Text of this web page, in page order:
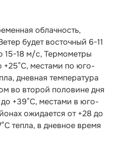
облачность,
будет восточный 6-11
15-18 м/с, Термометры
+25°С, местами по юго-
дневная температура
во второй половине дня
+39°С, местами в юго-
ожидается от +28 до
тепла, в дневное время